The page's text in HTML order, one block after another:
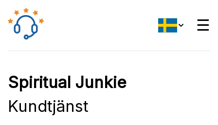
☰
Spiritual Junkie
Kundtjänst